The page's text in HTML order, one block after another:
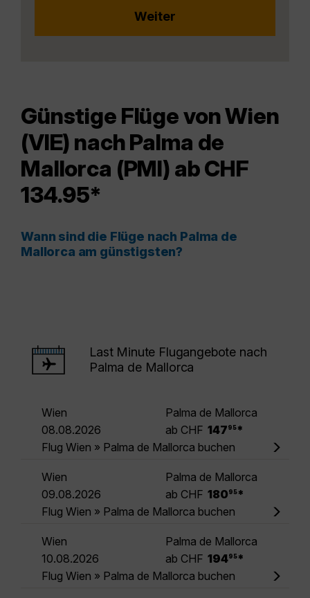
Günstige Flüge von Wien
(VIE) nach Palma de
Mallorca (PMI) ab CHF
134.95*
Wann sind die Flüge nach Palma de
Mallorca am günstigsten?
Last Minute Flugangebote nach
Palma de Mallorca
Wien
Palma de Mallorca
08.08.2026
ab CHF 147 95 *
Flug Wien » Palma de Mallorca buchen
Wien
Palma de Mallorca
09.08.2026
ab CHF 180 95 *
Flug Wien » Palma de Mallorca buchen
Wien
Palma de Mallorca
10.08.2026
ab CHF 19495 *
Flug Wien » Palma de Mallorca buchen